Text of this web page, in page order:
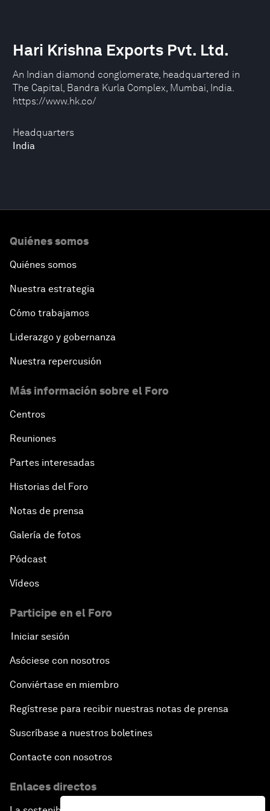
Headquarters
India
Hari Krishna Exports Pvt. Ltd.
An Indian diamond conglomerate, headquartered in
The Capital, Bandra Kurla Complex, Mumbai, India.
https://www.hk.co/
Quiénes somos
Quiénes somos
Nuestra estrategia
Cómo trabajamos
Liderazgo y gobernanza
Nuestra repercusión
Más información sobre el Foro
Centros
Reuniones
Partes interesadas
Historias del Foro
Notas de prensa
Galería de fotos
Pódcast
Vídeos
Participe en el Foro
Iniciar sesión
Asóciese con nosotros
Conviértase en miembro
Regístrese para recibir nuestras notas de prensa
Suscríbase a nuestros boletines
Contacte con nosotros
Enlaces directos